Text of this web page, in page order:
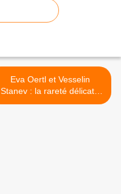
Eva Oertl et Vesselin
Stanev : la rareté délicate
d’un duo de flûte et de